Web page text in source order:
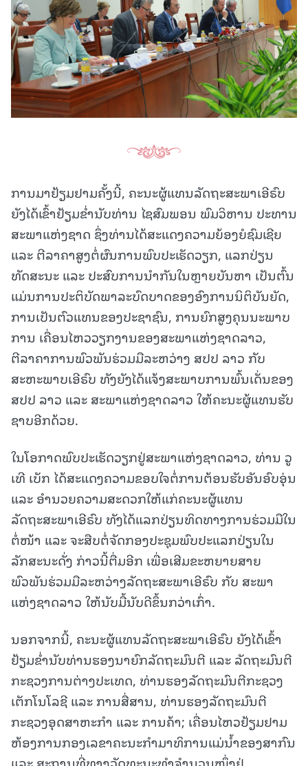
ການມາຢ້ຽມຢາມຄັ້ງນີ້, ຄະນະຜູ້ແທນລັດຖະສະພາເອີຣົບ
ຍັງໄດ້ເຂົ້າຢ້ຽມຂ່ຳນັບທ່ານ ໄຊສົມພອນ ພົມວິຫານ ປະທານ
ສະພາແຫ່ງຊາດ ຊຶ່ງທ່ານໄດ້ສະແດງຄວາມຍ້ອງຍໍຊົມເຊີຍ
ແລະ ຕີລາຄາສູງຕໍ່ຜົນການພົບປະເຮັດວຽກ, ແລກປ່ຽນ
ທັດສະນະ ແລະ ປະສົບການນໍາກັນໃນຫຼາຍບັນຫາ ເປັນຕົ້ນ
ແມ່ນການປະຕິບັດພາລະບົດບາດຂອງອົງການນິຕິບັນຍັດ,
ການເປັນຕົວແທນຂອງປະຊາຊົນ, ການຍົກສູງຄຸນນະພາບ
ການ ເຄື່ອນໄຫວວຽກງານຂອງສະພາແຫ່ງຊາດລາວ,
ຕີລາຄາການພົວພັນຮ່ວມມືລະຫວ່າງ ສປປ ລາວ ກັບ
ສະຫະພາບເອີຣົບ ທັງຍັງໄດ້ແຈ້ງສະພາບການພົ້ນເດັ່ນຂອງ
ສປປ ລາວ ແລະ ສະພາແຫ່ງຊາດລາວ ໃຫ້ຄະນະຜູ້ແທນຮັບ
ຊາບອີກດ້ວຍ.
ໃນໂອກາດພົບປະເຮັດວຽກຢູ່ສະພາແຫ່ງຊາດລາວ, ທ່ານ ວູ
ເທີ ເບັກ ໄດ້ສະແດງຄວາມຂອບໃຈຕໍ່ການຕ້ອນຮັບອັນອົບອຸ່ນ
ແລະ ອໍານວຍຄວາມສະດວກໃຫ້ແກ່ຄະນະຜູ້ແທນ
ລັດຖະສະພາເອີຣົບ ທັງໄດ້ແລກປ່ຽນທິດທາງການຮ່ວມມືໃນ
ຕໍ່ໜ້າ ແລະ ຈະສືບຕໍ່ຈັດກອງປະຊຸມພົບປະແລກປ່ຽນໃນ
ລັກສະນະດັ່ງ ກ່າວນີ້ຕື່ມອີກ ເພື່ອເສີມຂະຫຍາຍສາຍ
ພົວພັນຮ່ວມມືລະຫວ່າງລັດຖະສະພາເອີຣົບ ກັບ ສະພາ
ແຫ່ງຊາດລາວ ໃຫ້ນັບມື້ນັບດີຂຶ້ນກວ່າເກົ່າ.
ນອກຈາກນີ້, ຄະນະຜູ້ແທນລັດຖະສະພາເອີຣົບ ຍັງໄດ້ເຂົ້າ
ຢ້ຽມຂ່ຳນັບທ່ານຮອງນາຍົກລັດຖະມົນຕີ ແລະ ລັດຖະມົນຕີ
ກະຊວງການຕ່າງປະເທດ, ທ່ານຮອງລັດຖະມົນຕີກະຊວງ
ເຕັກໂນໂລຊີ ແລະ ການສື່ສານ, ທ່ານຮອງລັດຖະມົນຕີ
ກະຊວງອຸດສາຫະກຳ ແລະ ການຄ້າ; ເຄື່ອນໄຫວຢ້ຽມຢາມ
ຫ້ອງການກອງເລຂາຄະນະກຳມາທິການແມ່ນ້ຳຂອງສາກົນ